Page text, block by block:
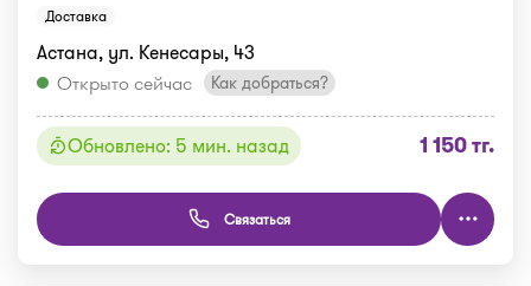
Доставка
Астана, ул. Кенесары, 43
Открыто сейчас
Как добраться?
Обновлено: 5 мин. назад 1 150 тг.
Связаться